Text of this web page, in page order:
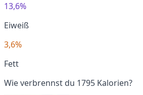
13,6%
Eiweiß
3,6%
Fett
Wie verbrennst du 1795 Kalorien?